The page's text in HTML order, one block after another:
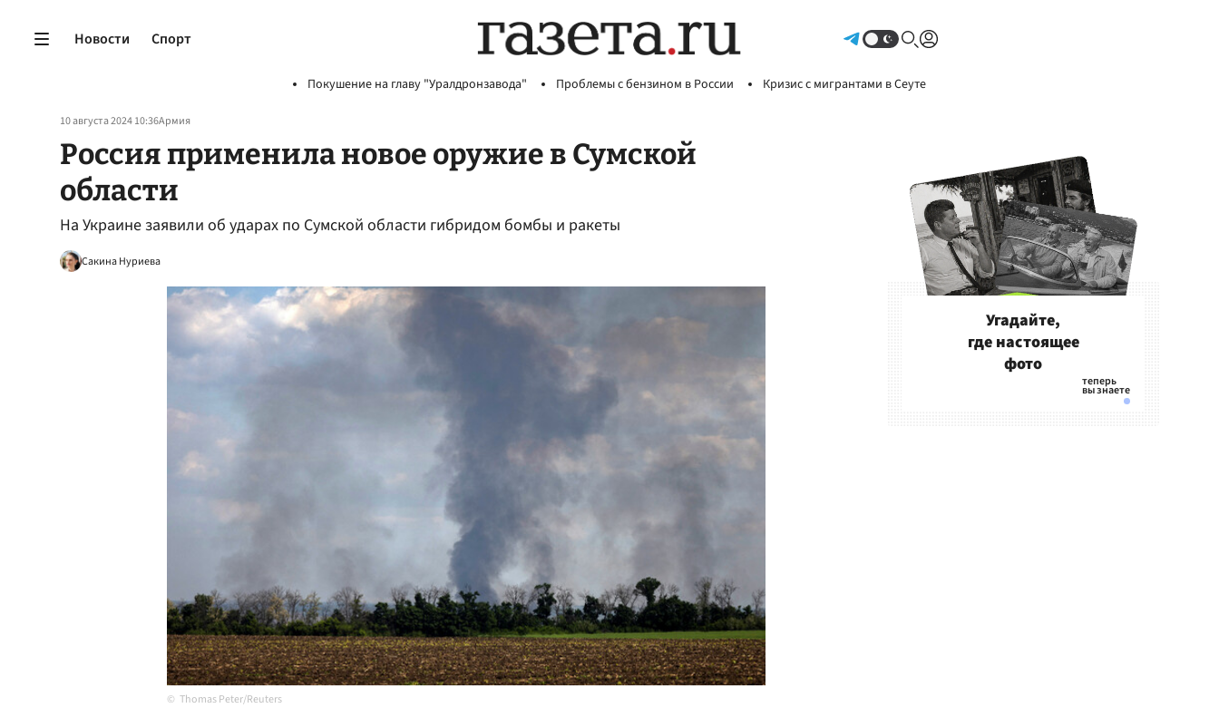
Новости Спорт
Покушение на главу "Уралдронзавода" Проблемы с бензином в России Кризис с мигрантами в Сеуте
10 августа 2024 10:36Армия
Россия применила новое оружие в Сумской
области
На Украине заявили об ударах по Сумской области гибридом бомбы и ракеты
Сакина Нуриева
Thomas Peter/Reuters
Угадайте,
где настоящее
фото